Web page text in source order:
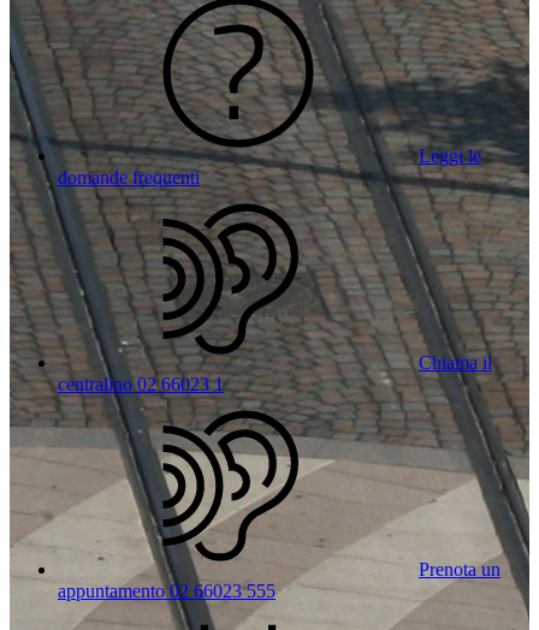
Leggi le
domande frequenti
Chiama il
centralino 02 66023 1
Prenota un
appuntamento 02 66023 555